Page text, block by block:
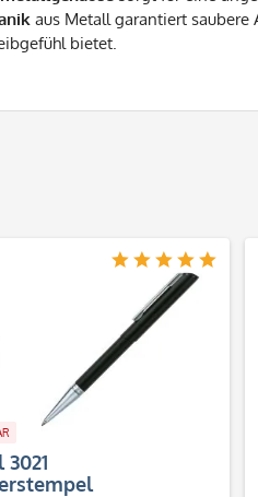
aus Metall garantiert saubere
bietet.